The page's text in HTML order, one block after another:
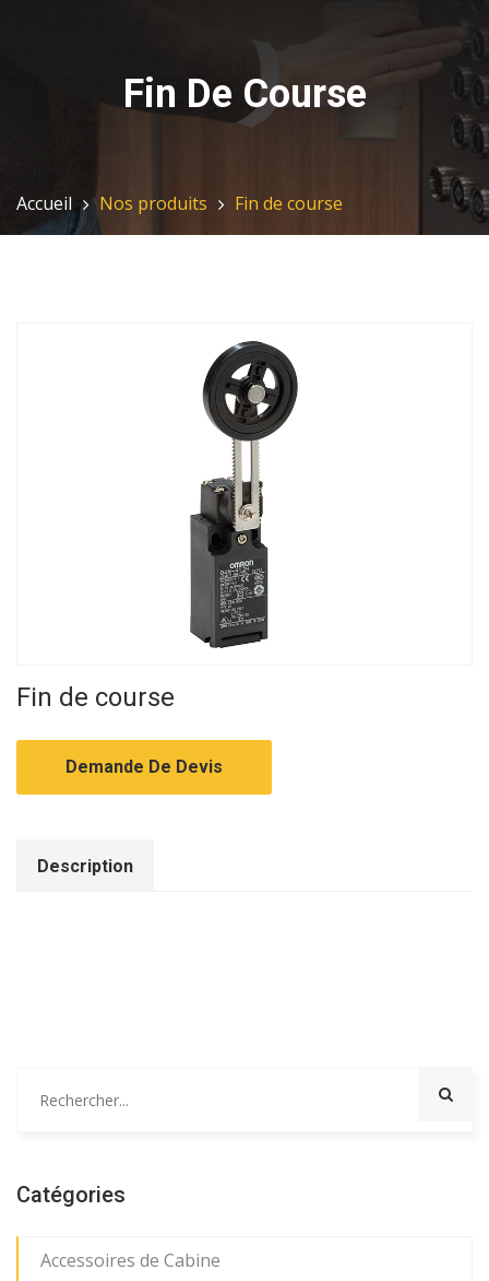
Fin De Course
Accueil Nos produits Fin de course
Fin de course
Demande De Devis
Description
Catégories
Accessoires de Cabine